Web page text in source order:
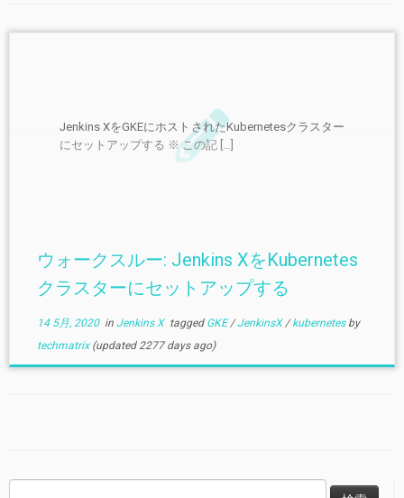
Jenkins XをGKEにホストされたKubernetesクラスター
にセットアップする ※ この記 […]
ウォークスルー: Jenkins XをKubernetes
クラスターにセットアップする
14 5月, 2020in Jenkins X tagged GKE/JenkinsX/kubernetes by
techmatrix(updated 2277 days ago)